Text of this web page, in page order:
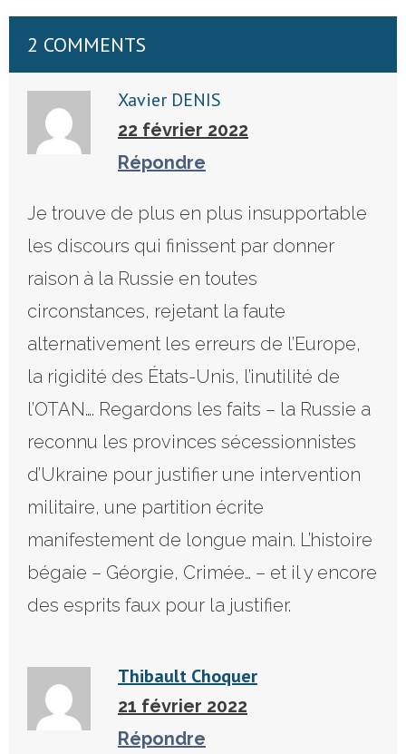
2 COMMENTS
Xavier DENIS
22 février 2022
Répondre
Je trouve de plus en plus insupportable
les discours qui finissent par donner
raison à la Russie en toutes
circonstances, rejetant la faute
alternativement les erreurs de l’Europe,
la rigidité des États-Unis, l’inutilité de
l’OTAN…. Regardons les faits – la Russie a
reconnu les provinces sécessionnistes
d’Ukraine pour justifier une intervention
militaire, une partition écrite
manifestement de longue main. L’histoire
bégaie – Géorgie, Crimée… – et il y encore
des esprits faux pour la justifier.
Thibault Choquer
21 février 2022
Répondre